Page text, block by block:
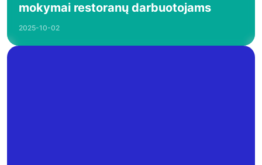
mokymai restoranų darbuotojams
2025-10-02